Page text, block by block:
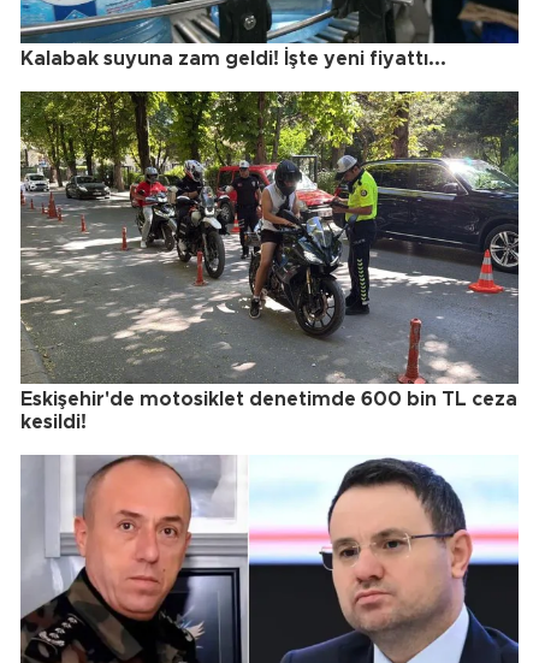
Kalabak suyuna zam geldi! İşte yeni fiyattı...
Eskişehir'de motosiklet denetimde 600 bin TL ceza
kesildi!